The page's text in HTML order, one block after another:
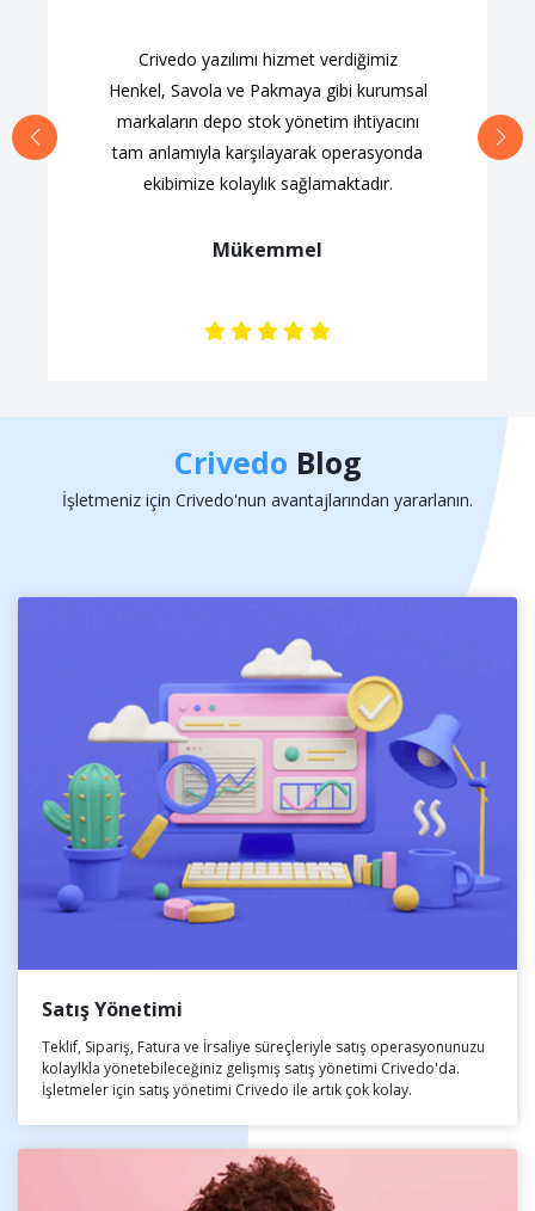
Crivedo yazılımı hizmet verdiğimiz
Henkel, Savola ve Pakmaya gibi kurumsal
markaların depo stok yönetim ihtiyacını
tam anlamıyla karşılayarak operasyonda
ekibimize kolaylık sağlamaktadır.
Mükemmel
Crivedo Blog
İşletmeniz için Crivedo'nun avantajlarından yararlanın.
Satış Yönetimi
Teklif, Sipariş, Fatura ve İrsaliye süreçleriyle satış operasyonunuzu
kolaylkla yönetebileceğiniz gelişmiş satış yönetimi Crivedo'da.
İşletmeler için satış yönetimi Crivedo ile artık çok kolay.